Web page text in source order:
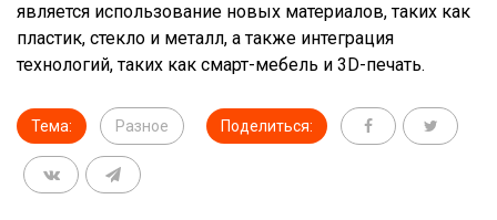
является использование новых материалов, таких как
пластик, стекло и металл, а также интеграция
технологий, таких как смарт-мебель и 3D-печать.
Тема: Разное Поделиться: